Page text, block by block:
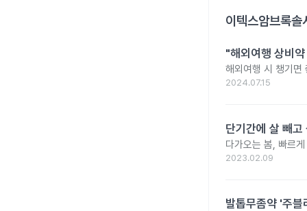
이텍스암브록
"해외여행 상비
해외여행 시 챙기면
2024.07.15
단기간에 살 빼
다가오는 봄, 빠르
2023.02.09
발톱무좀약 '주